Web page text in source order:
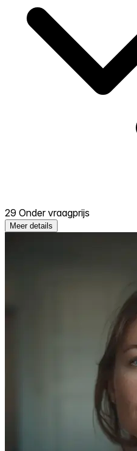
29 Onder vraagprijs
Meer details